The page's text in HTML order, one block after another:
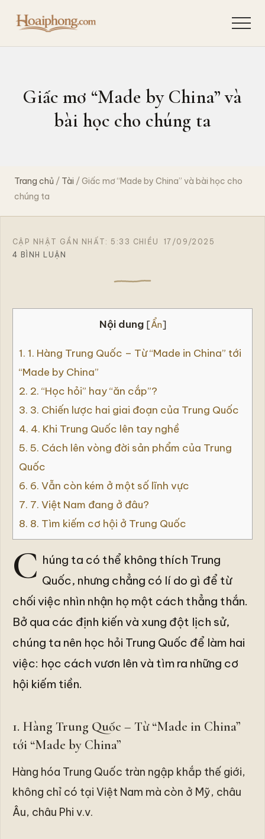
main
qua
primary
ngẫm
để
chia
hành
khai
phá
phúc
Phong
Menu
Giấc mơ “Made by China” và
bài học cho chúng ta
Trang chủ / Tài / Giấc mơ “Made by China” và bài học cho
chúng ta
CẬP NHẬT GẦN NHẤT: 5:33 CHIỀU
17/09/2025
4 BÌNH LUẬN
Nội dung [Ẩn]
1. 1. Hàng Trung Quốc – Từ “Made in China” tới
“Made by China”
2. 2. “Học hỏi” hay “ăn cắp”?
3. 3. Chiến lược hai giai đoạn của Trung Quốc
4. 4. Khi Trung Quốc lên tay nghề
5. 5. Cách lên vòng đời sản phẩm của Trung
Quốc
6. 6. Vẫn còn kém ở một số lĩnh vực
7. 7. Việt Nam đang ở đâu?
8. 8. Tìm kiếm cơ hội ở Trung Quốc
C húng ta có thể không thích Trung
Quốc, nhưng chẳng có lí do gì để từ
chối việc nhìn nhận họ một cách thẳng thắn.
Bở qua các định kiến và xung đột lịch sử,
chúng ta nên học hỏi Trung Quốc để làm hai
việc: học cách vươn lên và tìm ra những cơ
hội kiếm tiền.
1. Hàng Trung Quốc – Từ “Made in China”
tới “Made by China”
Hàng hóa Trung Quốc tràn ngập khắp thế giới,
không chỉ có tại Việt Nam mà còn ở Mỹ, châu
Âu, châu Phi v.v.